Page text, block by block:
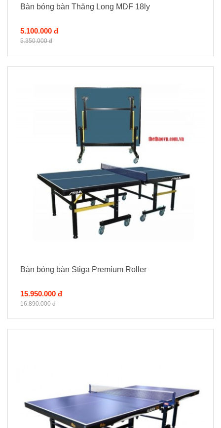
Bàn bóng bàn Thăng Long MDF 18ly
5.100.000 đ
5.350.000 đ
Bàn bóng bàn Stiga Premium Roller
15.950.000 đ
16.890.000 đ